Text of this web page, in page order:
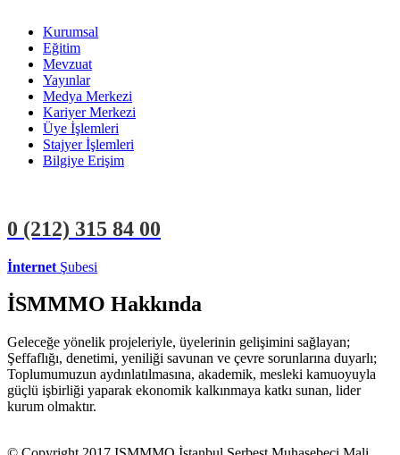
Kurumsal
Eğitim
Mevzuat
Yayınlar
Medya Merkezi
Kariyer Merkezi
Üye İşlemleri
Stajyer İşlemleri
Bilgiye Erişim
0 (212) 315 84 00
İnternet Şubesi
İSMMMO Hakkında
Geleceğe yönelik projeleriyle, üyelerinin gelişimini sağlayan;
Şeffaflığı, denetimi, yeniliği savunan ve çevre sorunlarına duyarlı;
Toplumumuzun aydınlatılmasına, akademik, mesleki kamuoyuyla
güçlü işbirliği yaparak ekonomik kalkınmaya katkı sunan, lider
kurum olmaktır.